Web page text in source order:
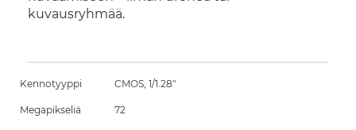
kuvausryhmää.
Kennotyyppi CMOS, 1/1.28"
Megapikseliä 72